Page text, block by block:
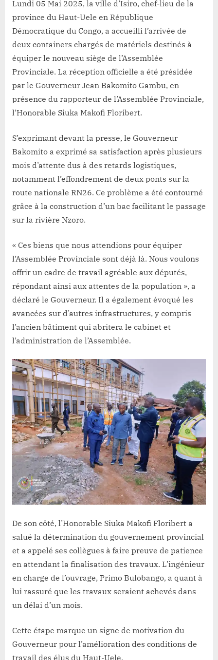
Lundi 05 Mai 2025, la ville d’Isiro, chef-lieu de la
province du Haut-Uele en République
Démocratique du Congo, a accueilli l’arrivée de
deux containers chargés de matériels destinés à
équiper le nouveau siège de l’Assemblée
Provinciale. La réception officielle a été présidée
par le Gouverneur Jean Bakomito Gambu, en
présence du rapporteur de l’Assemblée Provinciale,
l’Honorable Siuka Makofi Floribert.
S’exprimant devant la presse, le Gouverneur
Bakomito a exprimé sa satisfaction après plusieurs
mois d’attente dus à des retards logistiques,
notamment l’effondrement de deux ponts sur la
route nationale RN26. Ce problème a été contourné
grâce à la construction d’un bac facilitant le passage
sur la rivière Nzoro.
« Ces biens que nous attendions pour équiper
l’Assemblée Provinciale sont déjà là. Nous voulons
offrir un cadre de travail agréable aux députés,
répondant ainsi aux attentes de la population », a
déclaré le Gouverneur. Il a également évoqué les
avancées sur d’autres infrastructures, y compris
l’ancien bâtiment qui abritera le cabinet et
l’administration de l’Assemblée.
De son côté, l’Honorable Siuka Makofi Floribert a
salué la détermination du gouvernement provincial
et a appelé ses collègues à faire preuve de patience
en attendant la finalisation des travaux. L’ingénieur
en charge de l’ouvrage, Primo Bulobango, a quant à
lui rassuré que les travaux seraient achevés dans
un délai d’un mois.
Cette étape marque un signe de motivation du
Gouverneur pour l’amélioration des conditions de
travail des élus du Haut-Uele.